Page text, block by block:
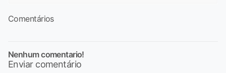
Comentários
Nenhum comentario!
Enviar comentário